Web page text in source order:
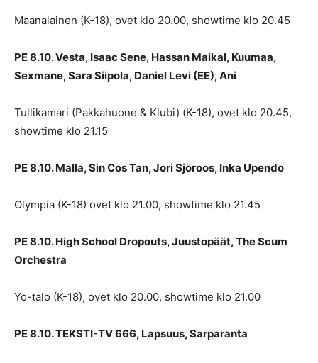
Maanalainen (K-18), ovet klo 20.00, showtime klo 20.45
PE 8.10. Vesta, Isaac Sene, Hassan Maikal, Kuumaa,
Sexmane, Sara Siipola, Daniel Levi (EE), Ani
Tullikamari (Pakkahuone & Klubi) (K-18), ovet klo 20.45,
showtime klo 21.15
PE 8.10. Malla, Sin Cos Tan, Jori Sjöroos, Inka Upendo
Olympia (K-18) ovet klo 21.00, showtime klo 21.45
PE 8.10. High School Dropouts, Juustopäät, The Scum
Orchestra
Yo-talo (K-18), ovet klo 20.00, showtime klo 21.00
PE 8.10. TEKSTI-TV 666, Lapsuus, Sarparanta